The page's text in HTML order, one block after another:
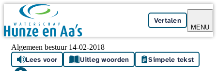
Skip navigation
Vertalen
MENU
Algemeen bestuur 14-02-2018
Lees voor Uitleg woorden Simpele tekst